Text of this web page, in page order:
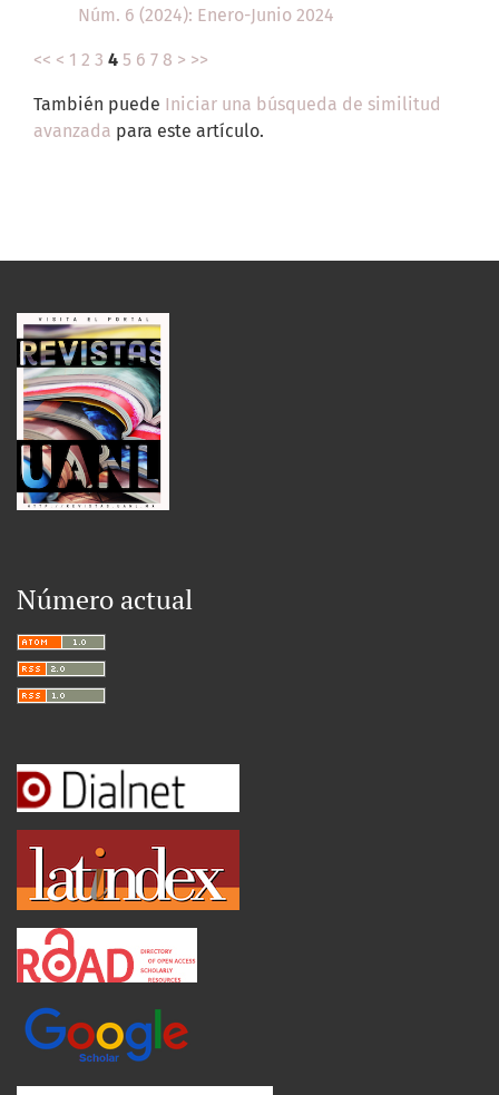
Núm. 6 (2024): Enero-Junio 2024
<< < 1 2 3 4 5 6 7 8 > >>
También puede Iniciar una búsqueda de similitud
avanzada para este artículo.
Número actual